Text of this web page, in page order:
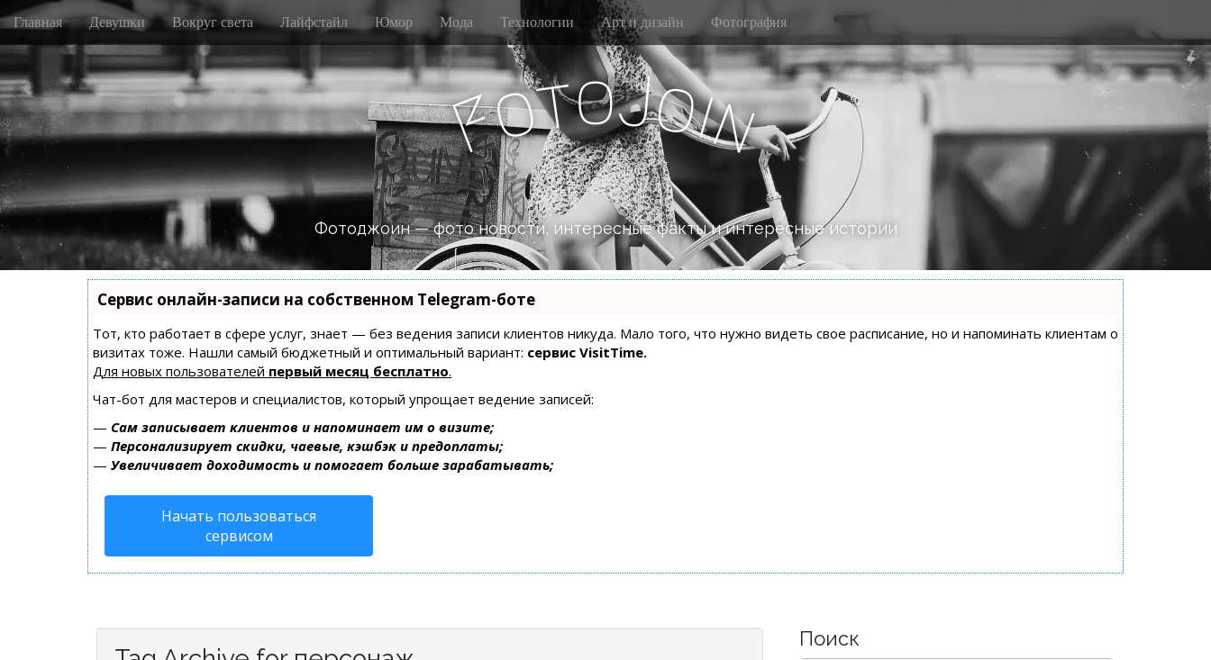
M
a
i
n
m
e
n
u
k
i
t
o
c
o
t
e
n
Главная Девушки Вокруг света Лайфстайл Юмор Мода Технологии Арт и дизайн Фотография
FotoJoi
n
Фотоджоин — фото новости, интересные факты и интересные истории
Сервис онлайн-записи на собственном Telegram-боте
Тот, кто работает в сфере услуг, знает — без ведения записи клиентов никуда. Мало того, что нужно видеть свое расписание, но и напоминать клиентам о
визитах тоже. Нашли самый бюджетный и оптимальный вариант: сервис VisitTime.
Для новых пользователей первый месяц бесплатно.
Чат-бот для мастеров и специалистов, который упрощает ведение записей:
— Сам записывает клиентов и напоминает им о визите;
— Персонализирует скидки, чаевые, кэшбэк и предоплаты;
— Увеличивает доходимость и помогает больше зарабатывать;
Начать пользоваться
сервисом
Поиск